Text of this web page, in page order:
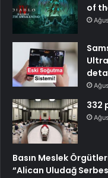
of
332
Basın Meslek
“Alican Uludağ Serbest